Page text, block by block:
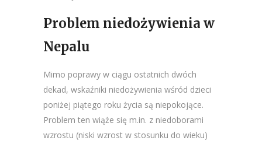
Problem niedożywienia w
Nepalu
Mimo poprawy w ciągu ostatnich dwóch
dekad, wskaźniki niedożywienia wśród dzieci
poniżej piątego roku życia są niepokojące.
Problem ten wiąże się m.in. z niedoborami
wzrostu (niski wzrost w stosunku do wieku)